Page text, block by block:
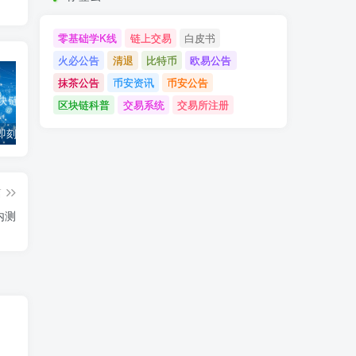
测
零基础学K线 链上交易
白皮书
火必公告
清退 比特币
欧易公告
抹茶公告
币安资讯
币安公告
区块链科普
交易系统 交易所注册